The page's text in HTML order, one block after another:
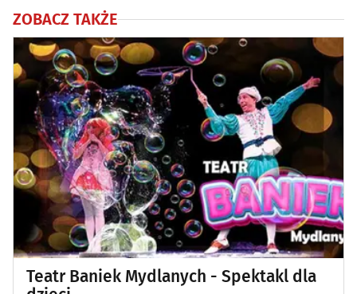
ZOBACZ TAKŻE
Teatr Baniek Mydlanych - Spektakl dla